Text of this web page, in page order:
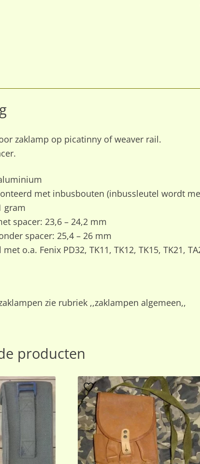
zaklamp op picatinny of weaver rail.
met inbusbouten (inbussleutel wordt
gram
spacer: 23,6 – 24,2 mm
spacer: 25,4 – 26 mm
o.a. Fenix PD32, TK11, TK12, TK15, TK21,
zie rubriek ,,zaklampen algemeen,,
producten